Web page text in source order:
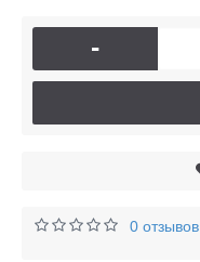
-
0 отзывов